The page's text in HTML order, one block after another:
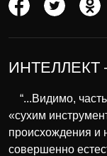
ИНТЕЛЛЕКТ
“...Видимо,
«сухим
происхождения и
совершенно